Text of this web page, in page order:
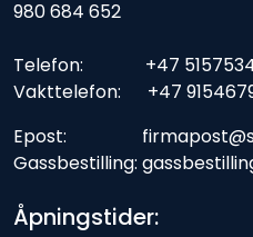
980 684 652
Telefon: +47
Vakttelefon: +47
Epost:
Gassbestilling:
Åpningstider: